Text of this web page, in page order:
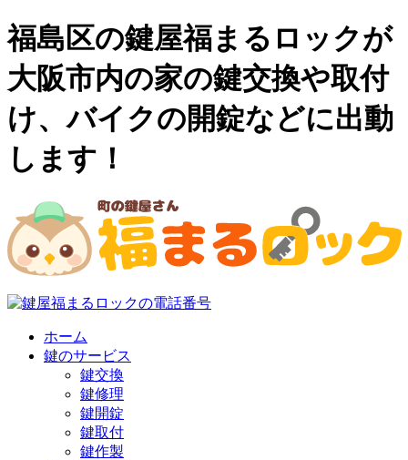
福島区の鍵屋福まるロックが
大阪市内の家の鍵交換や取付
け、バイクの開錠などに出動
します！
ホーム
鍵のサービス
鍵交換
鍵修理
鍵開錠
鍵取付
鍵作製